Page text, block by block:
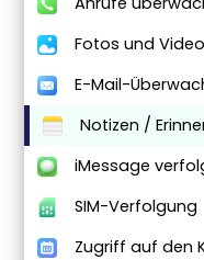
Fotos und
E-Mail-
Notizen /
iMessage
SIM-Verfolgung
Zugriff auf den